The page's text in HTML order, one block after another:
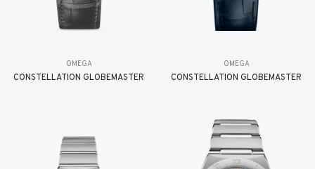
OMEGA
CONSTELLATION GLOBEMASTER
OMEGA
CONSTELLATION GLOBEMASTER